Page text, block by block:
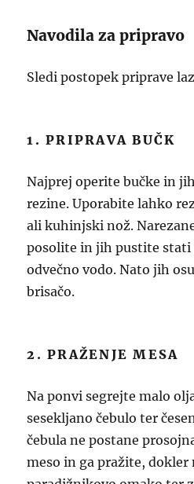
Navodila za pripravo
Sledi postopek priprave
1. PRIPRAVA BUČK
Najprej operite bučke in
rezine. Uporabite lahko
ali kuhinjski nož.
posolite in jih pustite stati
odvečno vodo. Nato jih
brisačo.
2. PRAŽENJE MESA
Na ponvi segrejte malo
sesekljano čebulo ter
čebula ne postane
meso in ga pražite, dokler